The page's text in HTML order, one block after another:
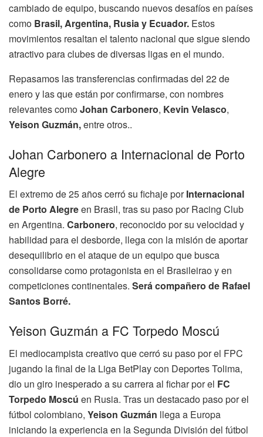
cambiado de equipo, buscando nuevos desafíos en países
como Brasil, Argentina, Rusia y Ecuador. Estos
movimientos resaltan el talento nacional que sigue siendo
atractivo para clubes de diversas ligas en el mundo.
Repasamos las transferencias confirmadas del 22 de
enero y las que están por confirmarse, con nombres
relevantes comoJohan Carbonero, Kevin Velasco,
Yeison Guzmán,entre otros..
Johan Carbonero a Internacional de Porto
Alegre
El extremo de 25 años cerró su fichaje porInternacional
de Porto Alegreen Brasil, tras su paso por Racing Club
en Argentina. Carbonero, reconocido por su velocidad y
habilidad para el desborde, llega con la misión de aportar
desequilibrio en el ataque de un equipo que busca
consolidarse como protagonista en el Brasileirao y en
competiciones continentales. Será compañero de Rafael
Santos Borré.
Yeison Guzmán a FC Torpedo Moscú
El mediocampista creativo que cerró su paso por el FPC
jugando la final de la Liga BetPlay con Deportes Tolima,
dio un giro inesperado a su carrera al fichar por el FC
Torpedo Moscú en Rusia. Tras un destacado paso por el
fútbol colombiano, Yeison Guzmán llega a Europa
iniciando la experiencia en la Segunda División del fútbol